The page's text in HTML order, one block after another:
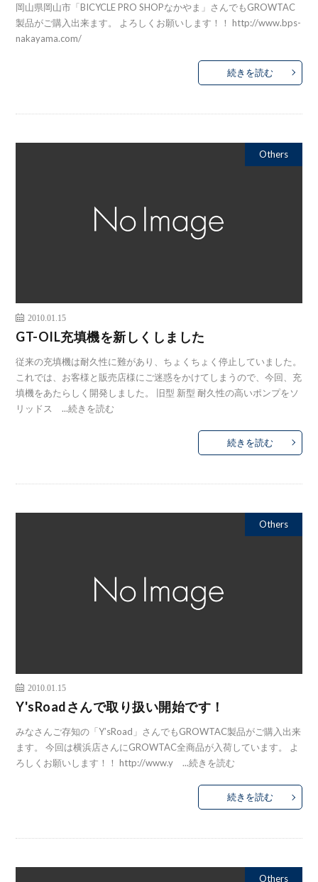
岡山県岡山市「BICYCLE PRO SHOPなかやま」さんでもGROWTAC
製品がご購入出来ます。 よろしくお願いします！！ http://www.bps-
nakayama.com/
続きを読む
Others
2010.01.15
GT-OIL充填機を新しくしました
従来の充填機は耐久性に難があり、ちょくちょく停止していました。
これでは、お客様と販売店様にご迷惑をかけてしまうので、今回、充
填機をあたらしく開発しました。 旧型 新型 耐久性の高いポンプをソ
リッドス ...続きを読む
続きを読む
Others
2010.01.15
Y'sRoadさんで取り扱い開始です！
みなさんご存知の「Y’sRoad」さんでもGROWTAC製品がご購入出来
ます。 今回は横浜店さんにGROWTAC全商品が入荷しています。 よ
ろしくお願いします！！ http://www.y ...続きを読む
続きを読む
Others